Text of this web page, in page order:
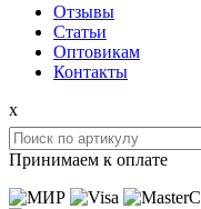
Отзывы
Статьи
Оптовикам
Контакты
x
Принимаем к оплате